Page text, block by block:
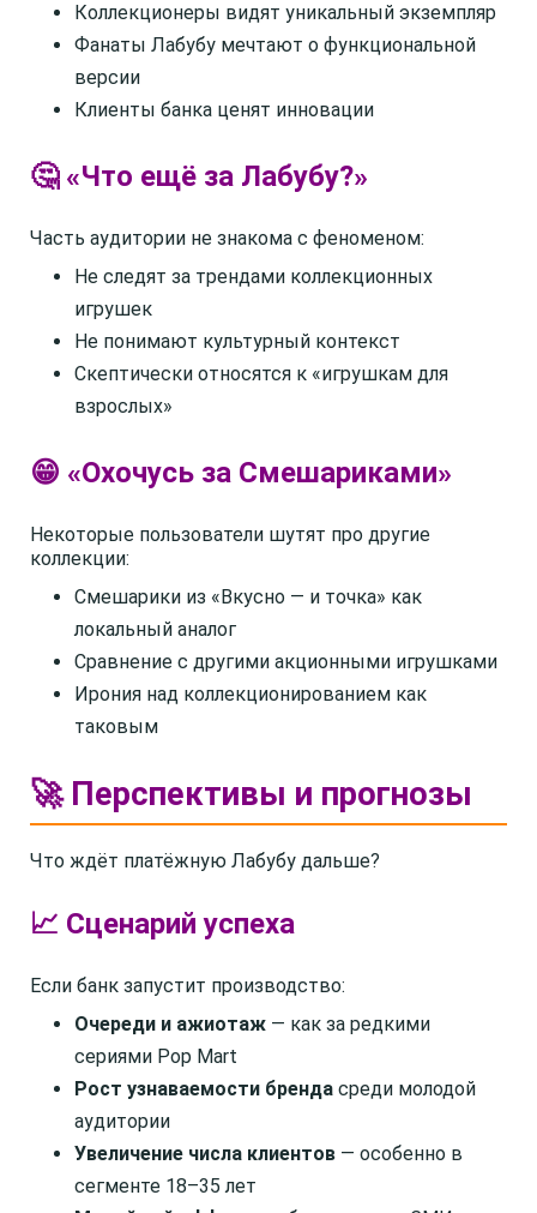
Коллекционеры видят уникальный экземпляр
Фанаты Лабубу мечтают о функциональной
версии
Клиенты банка ценят инновации
🤔 «Что ещё за Лабубу?»
Часть аудитории не знакома с феноменом:
Не следят за трендами коллекционных
игрушек
Не понимают культурный контекст
Скептически относятся к «игрушкам для
взрослых»
😁 «Охочусь за Смешариками»
Некоторые пользователи шутят про другие
коллекции:
Смешарики из «Вкусно — и точка» как
локальный аналог
Сравнение с другими акционными игрушками
Ирония над коллекционированием как
таковым
🚀 Перспективы и прогнозы
Что ждёт платёжную Лабубу дальше?
📈 Сценарий успеха
Если банк запустит производство:
Очереди и ажиотаж — как за редкими
сериями Pop Mart
Рост узнаваемости бренда среди молодой
аудитории
Увеличение числа клиентов — особенно в
сегменте 18–35 лет